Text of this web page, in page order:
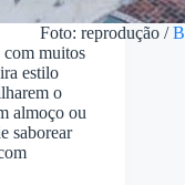
Foto: reprodução /
com muitos
estilo
o
almoço ou
saborear